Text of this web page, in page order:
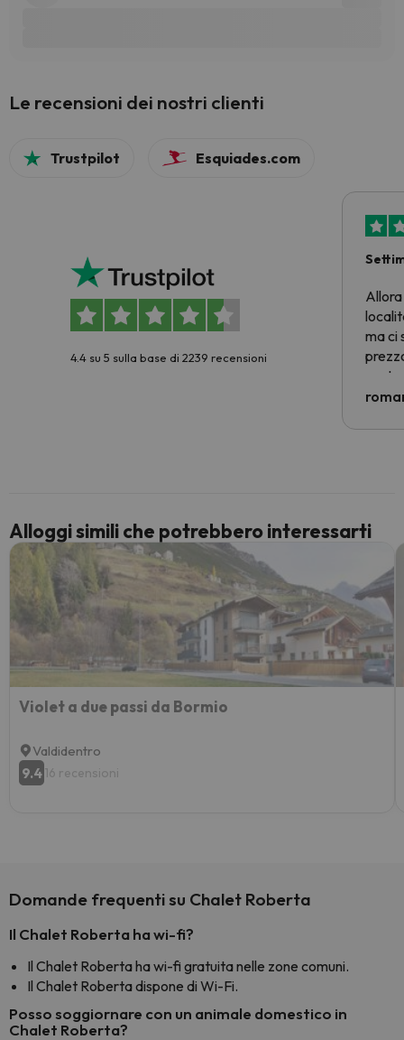
Le recensioni dei nostri clienti
Trustpilot Esquiades.com
4.4 su 5 sulla base di 2239 recensioni
Allora
ma ci
Alloggi simili che potrebbero interessarti
Violet a due passi da Bormio
Valdidentro
9.416 recensioni
Domande frequenti su Chalet Roberta
Il Chalet Roberta ha wi-fi?
Il Chalet Roberta ha wi-fi gratuita nelle zone comuni.
Il Chalet Roberta dispone di Wi-Fi.
Posso soggiornare con un animale domestico in
Chalet Roberta?